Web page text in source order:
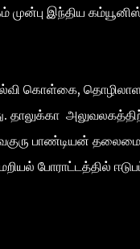
இந்திய
கல்வி கொள்கை,
பாண்டியன்
மறியல் போராட்டத்தில்